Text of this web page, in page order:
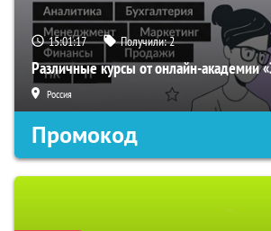
15:01:16 Получили:2
Различные курсы от онлайн-академии
Россия
Промокод